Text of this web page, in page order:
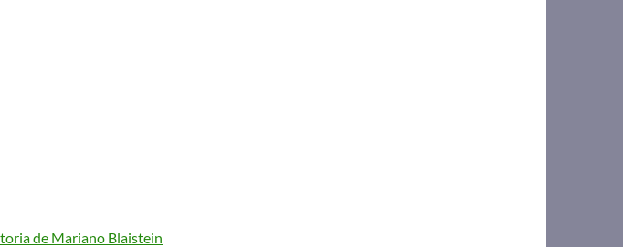
de Mariano Blaistein